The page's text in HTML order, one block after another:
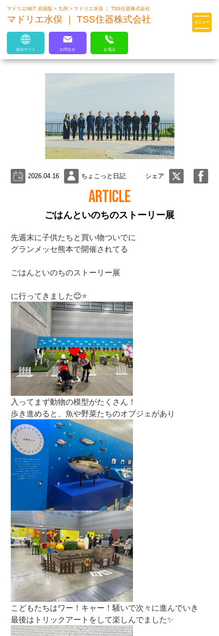
マドリエはLIXILの厳しい基準を
クリアした住まいのプロ集団です
マドリエNET 全国版> 九州>マドリエ水俣 ｜ TSS住器株式会社
マドリエ水俣 ｜ TSS住器株式会社
自社サイト お問合せ お電話
2026.04.16 ちょこっと日記 シェア
ARTICLE
ごはんといのちのストーリー展